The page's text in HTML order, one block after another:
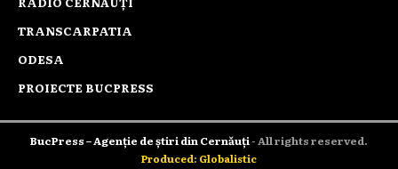
TRANSCARPATIA
ODESA
PROIECTE BUCPRESS
BucPress – Agenție de știri din Cernăuți- All rights reserved.
Produced: Globalistic